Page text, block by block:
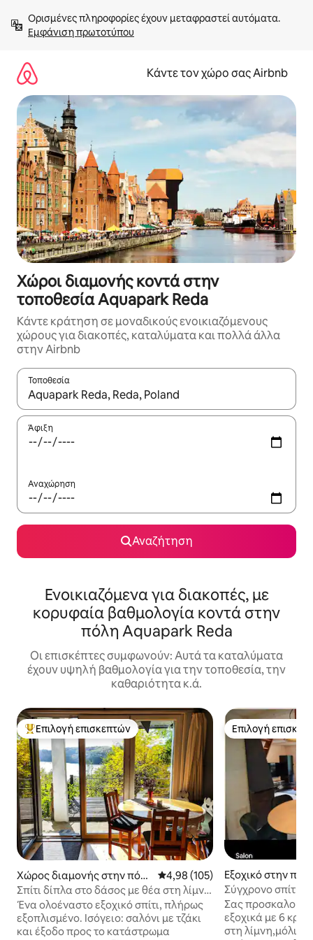
στο
περιεχόμενοΕμφάνιση πρωτοτύπου
Κάντε τον χώρο σας Airbnb
Χώροι διαμονής κοντά στην
τοποθεσία Aquapark Reda
Κάντε κράτηση σε μοναδικούς ενοικιαζόμενους
χώρους για διακοπές, καταλύματα και πολλά άλλα
στην Airbnb
Τοποθεσία
Όταν τα αποτελέσματα είναι διαθέσιμα, μπορείτε να
Άφιξη
Αναχώρηση
Αναζήτηση
Ενοικιαζόμενα για διακοπές, με
κορυφαία βαθμολογία κοντά στην
πόλη Aquapark Reda
Οι επισκέπτες συμφωνούν: Αυτά τα καταλύματα
έχουν υψηλή βαθμολογία για την τοποθεσία, την
καθαριότητα κ.ά.
Κορυφαία επιλογή επισκεπτών
Επιλογή επισκεπτών
Χώρος διαμονής στην πόλ
η Zawory
Μέση βαθμολογία: 4,98 στα 5,
4,98 (105)
Σπίτι δίπλα στο δάσος με θέα στη λίμνη
στην περιοχή Kaszuby
Ένα ολοέναστο εξοχικό σπίτι, πλήρως
εξοπλισμένο. Ισόγειο: σαλόνι με τζάκι
και έξοδο προς το κατάστρωμα
Επιλογή
Επιλογή
Εξοχικό στην
Σύγχρονο σπίτι
Σας προσκαλούμε
εξοχικά με 6
στη λίμνη,μόλις